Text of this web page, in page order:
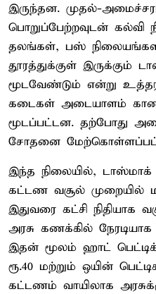
இருந்தன. முதல்-
பொறுப்பேற்றவுடன் கல்வி
தலங்கள், பஸ்
தூரத்துக்குள் இருக்கும்
மூடவேண்டும் என்று
கடைகள் அடையாளம்
மூடப்பட்டன. தற்போது
சோதனை
இந்த நிலையில், டாஸ்மாக்
கட்டண வசூல் முறையில்
இதுவரை கட்சி நிதியாக
அரசு கணக்கில்
இதன் மூலம் ஹாட்
ரூ.40 மற்றும் ஒயின்
கட்டணம் வாயிலாக